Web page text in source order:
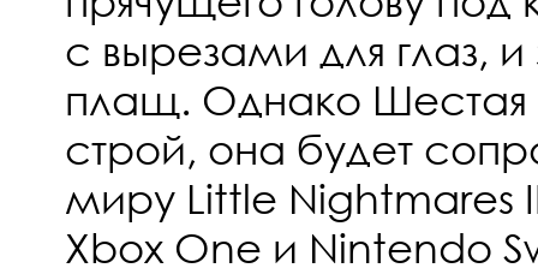
с вырезами для глаз, и
плащ. Однако Шестая
строй, она будет
миру Little Nightmares
Xbox One и Nintendo